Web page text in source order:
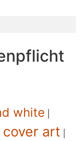
white
cover art